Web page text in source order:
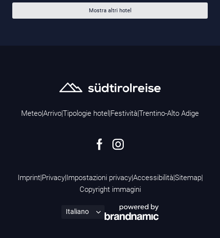
Mostra altri hotel
Meteo|Arrivo|Tipologie hotel |Festività|Trentino-Alto Adige
Imprint|Privacy|Impostazioni privacy|Accessibilità|Sitemap|
Copyright immagini